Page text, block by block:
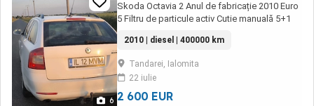
6
Skoda Octavia 2 Anul de fabricație 2010 Euro
5 Filtru de particule activ Cutie manuală 5+1
si proiectoare Funcția de cornering Oglinzi
incalzite Geamuri electrice față Carlig de
remorcare omologat Pernă de aer spate
Sistemul injectie nou Termostatul este ...
2010 | diesel | 400000 km
Tandarei, Ialomita
22 iulie
2 600 EUR